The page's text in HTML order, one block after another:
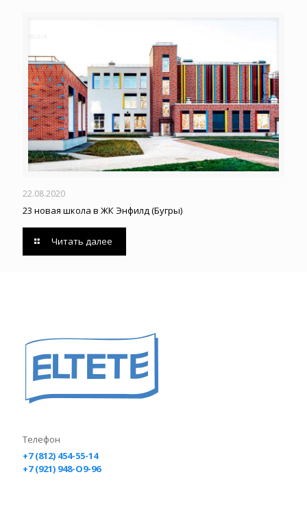
22.08.2020
23 новая школа в ЖК Энфилд (Бугры)
Читать далее
Телефон
+7 (812) 454-55-14
+7 (921) 948-O9-96